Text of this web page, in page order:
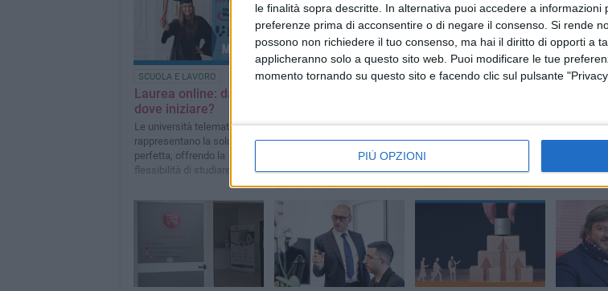
le finalità sopra descritte. In alternativa puoi accedere a informazioni
preferenze prima di acconsentire o di negare il consenso. Si rende
possono non richiedere il tuo consenso, ma hai il diritto di opporti a
applicheranno solo a questo sito web. Puoi modificare le tue
momento tornando su questo sito e facendo clic sul pulsante
PIÙ OPZIONI
SCUOLA E LAVORO
Laurea online: da
dove iniziare?
Le università telematiche
rappresentano la soluzione
perfetta, offrendo la
flessibilità di studiare dove e
ATTUALITÀ
avvocati della "Stanza
Divina"
Un progetto promosso ed
organizzato
dall'Associazione "Divine del
Sud"
ATTUALITÀ
Formazione, il tuo
alleato per un futuro
senza stress
Il partner che ti guida verso
il successo, offrendoti un
supporto gratuito e
"Picche
offriamo
ma